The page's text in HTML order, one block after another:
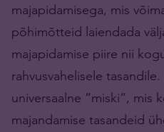
majapidamisega, mis
põhimõtteid laiendada
majapidamise piire nii
rahvusvahelisele
universaalne “miski”, mis
majandamise tasandeid